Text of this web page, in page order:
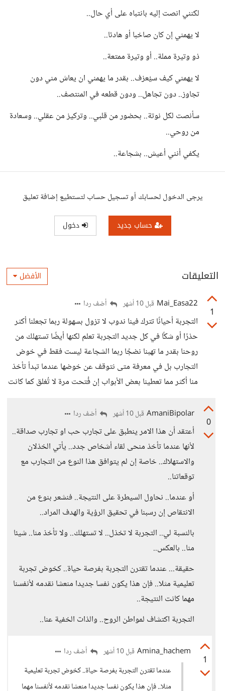
لكنني انصت إليه بانتباه على أي حال..
لا يهمني إن كان صاخبا أو هادئا..
ذو وتيرة مملة.. أو وتيرة ممتعة..
لا يهمني كيف سيُعزف.. بقدر ما يهمني ان يعاش مني دون
تجاوز.. دون تجاهل.. ودون قطعه في المنتصف..
سأنصت لكل نوتة.. بحضور من قلبي.. وتركيز من عقلي.. وسعادة
من روحي..
يكفي أنني أعيش.. بشجاعة..
يرجى الدخول لحسابك أو تسجيل حساب لتستطيع إضافة تعليق
حساب جديد دخول
التعليقات الأفضل
1
Mai_Easa22 قبل 10 أشهر أضف ردا
التجربة أحيانًا تترك فينا ندوب لا تزول بسهولة ربما تجعلنا أكثر
حذرًا أو شكًا في كل جديد التجربة تعلم لكنها أيضًا تستهلك من
روحنا بقدر ما تهبنا نضجًا ربما الشجاعة ليست فقط في خوض
التجارب بل في معرفة متى نتوقف عن خوضها عندما تبدأ تأخذ
منا أكثر مما تعطينا بعض الأبواب إن فُتحت مرة لا تُغلق كما كانت
0
AmaniBipolar قبل 10 أشهر أضف ردا
أعتقد أن هذا الامر ينطبق على تجارب حب او تجارب صداقة..
لأنها عندما تأخذ منحى لقاء أشخاص جدد.. يأتي الخذلان
والاستهلاك.. خاصة إن لم يتوافق هذا النوع من التجارب مع
توقعاتنا..
أو عندما.. نحاول السيطرة على النتيجة.. فنشعر بنوع من
الانتقاص إن رسبنا في تحقيق الرؤية والهدف المراد..
بالنسبة لي.. التجربة لا تخذل.. لا تستهلك.. ولا تأخذ منا.. شيئا
منا.. بالعكس..
حقيقة... عندما تقترن التجربة بفرصة حياة.. كخوض تجربة
تعليمية مثلا.. فإن هذا يكون نفسا جديدا منعشا نقدمه لأنفسنا
مهما كانت النتيجة..
التجربة اكتشاف لمواطن الروح.. والذات الخفية عنا..
1
Amina_hachem قبل 10 أشهر
أضف ردا
عندما تقترن التجربة بفرصة حياة.. كخوض تجربة تعليمية
مثلا.. فإن هذا يكون نفسا جديدا منعشا نقدمه لأنفسنا مهما